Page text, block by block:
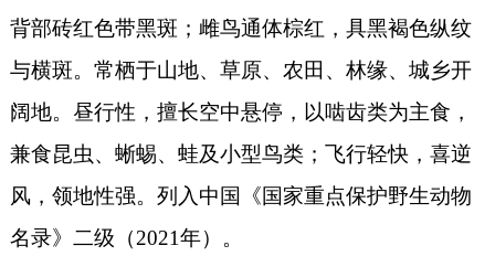
背部砖红色带黑斑；雌鸟通体棕红，具黑褐色纵纹
与横斑。常栖于山地、草原、农田、林缘、城乡开
阔地。昼行性，擅长空中悬停，以啮齿类为主食，
兼食昆虫、蜥蜴、蛙及小型鸟类；飞行轻快，喜逆
风，领地性强。列入中国《国家重点保护野生动物
名录》二级（2021年）。